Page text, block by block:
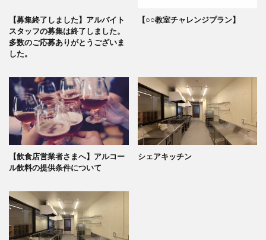
【募集終了しました】アルバイト
スタッフの募集は終了しました。
多数のご応募ありがとうございま
した。
【○○教室チャレンジプラン】
【飲食店営業者さまへ】アルコー
ル飲料の提供条件について
シェアキッチン